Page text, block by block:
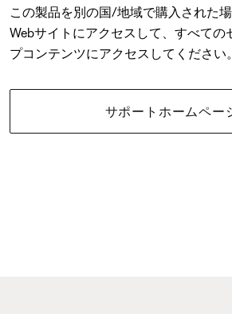
この製品を別の国/地域で購入された
Webサイトにアクセスして、すべての
プコンテンツにアクセスしてください。
サポートホームペー